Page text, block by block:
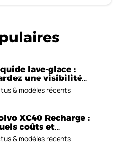
lave-glace :
une visibilité
en voiture
& modèles récents
XC40 Recharge :
coûts et
?
& modèles récents